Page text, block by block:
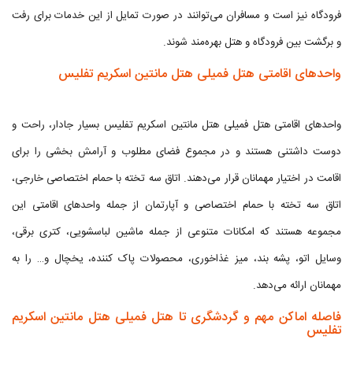
فرودگاه نیز است و مسافران می‌توانند در صورت تمایل از این خدمات برای رفت
و برگشت بین فرودگاه و هتل بهره‌مند شوند.
واحدهای اقامتی هتل فمیلی هتل مانتین اسکریم تفلیس
واحدهای اقامتی هتل فمیلی هتل مانتین اسکریم تفلیس بسیار جادار، راحت و
دوست داشتنی هستند و در مجموع فضای مطلوب و آرامش بخشی را برای
اقامت در اختیار مهمانان قرار می‌دهند. اتاق سه تخته با حمام اختصاصی خارجی،
اتاق سه تخته با حمام اختصاصی و آپارتمان از جمله واحدهای اقامتی این
مجموعه هستند که امکانات متنوعی از جمله ماشین لباسشویی، کتری برقی،
وسایل اتو، پشه بند، میز غذاخوری، محصولات پاک کننده، یخچال و… را به
مهمانان ارائه می‌دهد.
فاصله اماکن مهم و گردشگری تا هتل فمیلی هتل مانتین اسکریم
تفلیس